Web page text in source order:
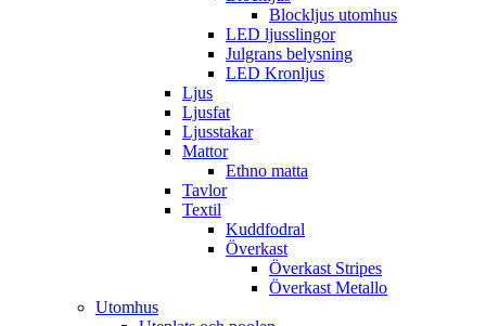
Blockljus utomhus
LED ljusslingor
Julgrans belysning
LED Kronljus
Ljus
Ljusfat
Ljusstakar
Mattor
Ethno matta
Tavlor
Textil
Kuddfodral
Överkast
Överkast Stripes
Överkast Metallo
Utomhus